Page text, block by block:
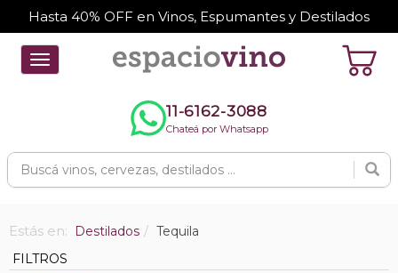
Hasta 40% OFF en Vinos, Espumantes y Destilados
Toggle
navigation
11-6162-3088
Chateá por Whatsapp
Estás en: Destilados
Tequila
FILTROS